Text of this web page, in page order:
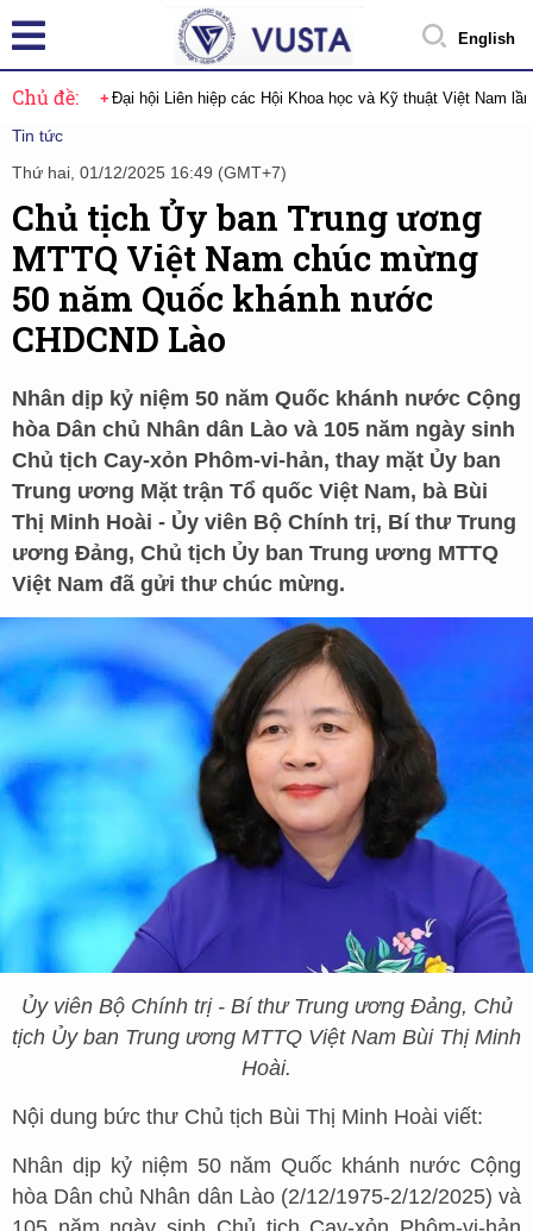
English
Chủ đề: Đại hội Liên hiệp các Hội Khoa học và Kỹ thuật Việt Nam
Tin tức
Thứ hai, 01/12/2025 16:49 (GMT+7)
Chủ tịch Ủy ban Trung ương
MTTQ Việt Nam chúc mừng
50 năm Quốc khánh nước
CHDCND Lào
Nhân dịp kỷ niệm 50 năm Quốc khánh nước Cộng
hòa Dân chủ Nhân dân Lào và 105 năm ngày sinh
Chủ tịch Cay-xỏn Phôm-vi-hản, thay mặt Ủy ban
Trung ương Mặt trận Tổ quốc Việt Nam, bà Bùi
Thị Minh Hoài - Ủy viên Bộ Chính trị, Bí thư Trung
ương Đảng, Chủ tịch Ủy ban Trung ương MTTQ
Việt Nam đã gửi thư chúc mừng.
Ủy viên Bộ Chính trị - Bí thư Trung ương Đảng, Chủ
tịch Ủy ban Trung ương MTTQ Việt Nam Bùi Thị Minh
Hoài.
Nội dung bức thư Chủ tịch Bùi Thị Minh Hoài viết:
Nhân dịp kỷ niệm 50 năm Quốc khánh nước Cộng
hòa Dân chủ Nhân dân Lào (2/12/1975-2/12/2025) và